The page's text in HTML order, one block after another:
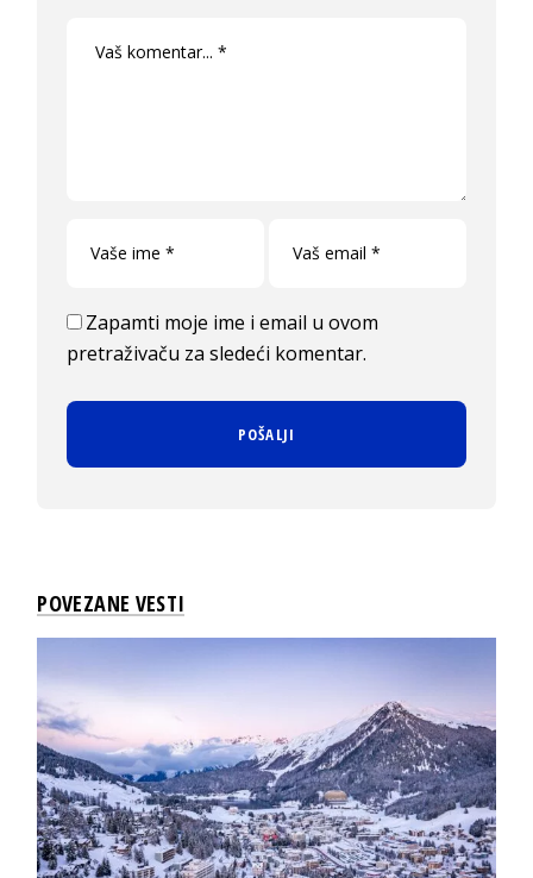
Zapamti moje ime i email u ovom
pretraživaču za sledeći komentar.
POVEZANE VESTI